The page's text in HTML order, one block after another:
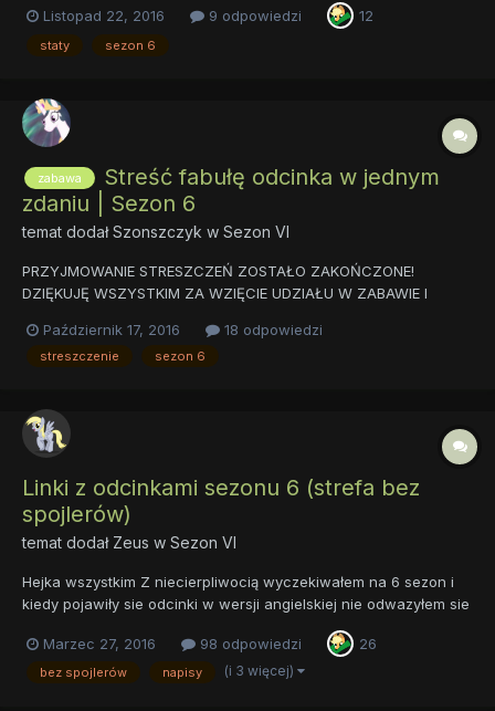
Listopad 22, 2016 9 odpowiedzi 12
staty sezon 6
zabawa
Streść fabułę odcinka w jednym
zdaniu | Sezon 6
temat dodałSzonszczyk w Sezon VI
PRZYJMOWANIE STRESZCZEŃ ZOSTAŁO ZAKOŃCZONE!
DZIĘKUJĘ WSZYSTKIM ZA WZIĘCIE UDZIAŁU W ZABAWIE I
POSTÓW!!! Witam wszystkich! Dzisiaj chciałbym zaproponować
pewną nietypową zabawę/wyzwanie/coś-w-ten-deseń, otóż
Październik 17, 2016 18 odpowiedzi
streszczenie sezon 6
Linki z odcinkami sezonu 6 (strefa bez
spojlerów)
temat dodał Zeus w Sezon VI
Hejka wszystkim Z niecierpliwocią wyczekiwałem na 6 sezon i
kiedy pojawiły sie odcinki w wersji angielskiej nie odwazyłem sie
najwieksza szansa ze kto wklei link do ocinka z napisami.
Zakladam wiec ten temat zeby bez narazenia na...
Marzec 27, 2016 98 odpowiedzi 26
bez spojlerów napisy (i 3 więcej)